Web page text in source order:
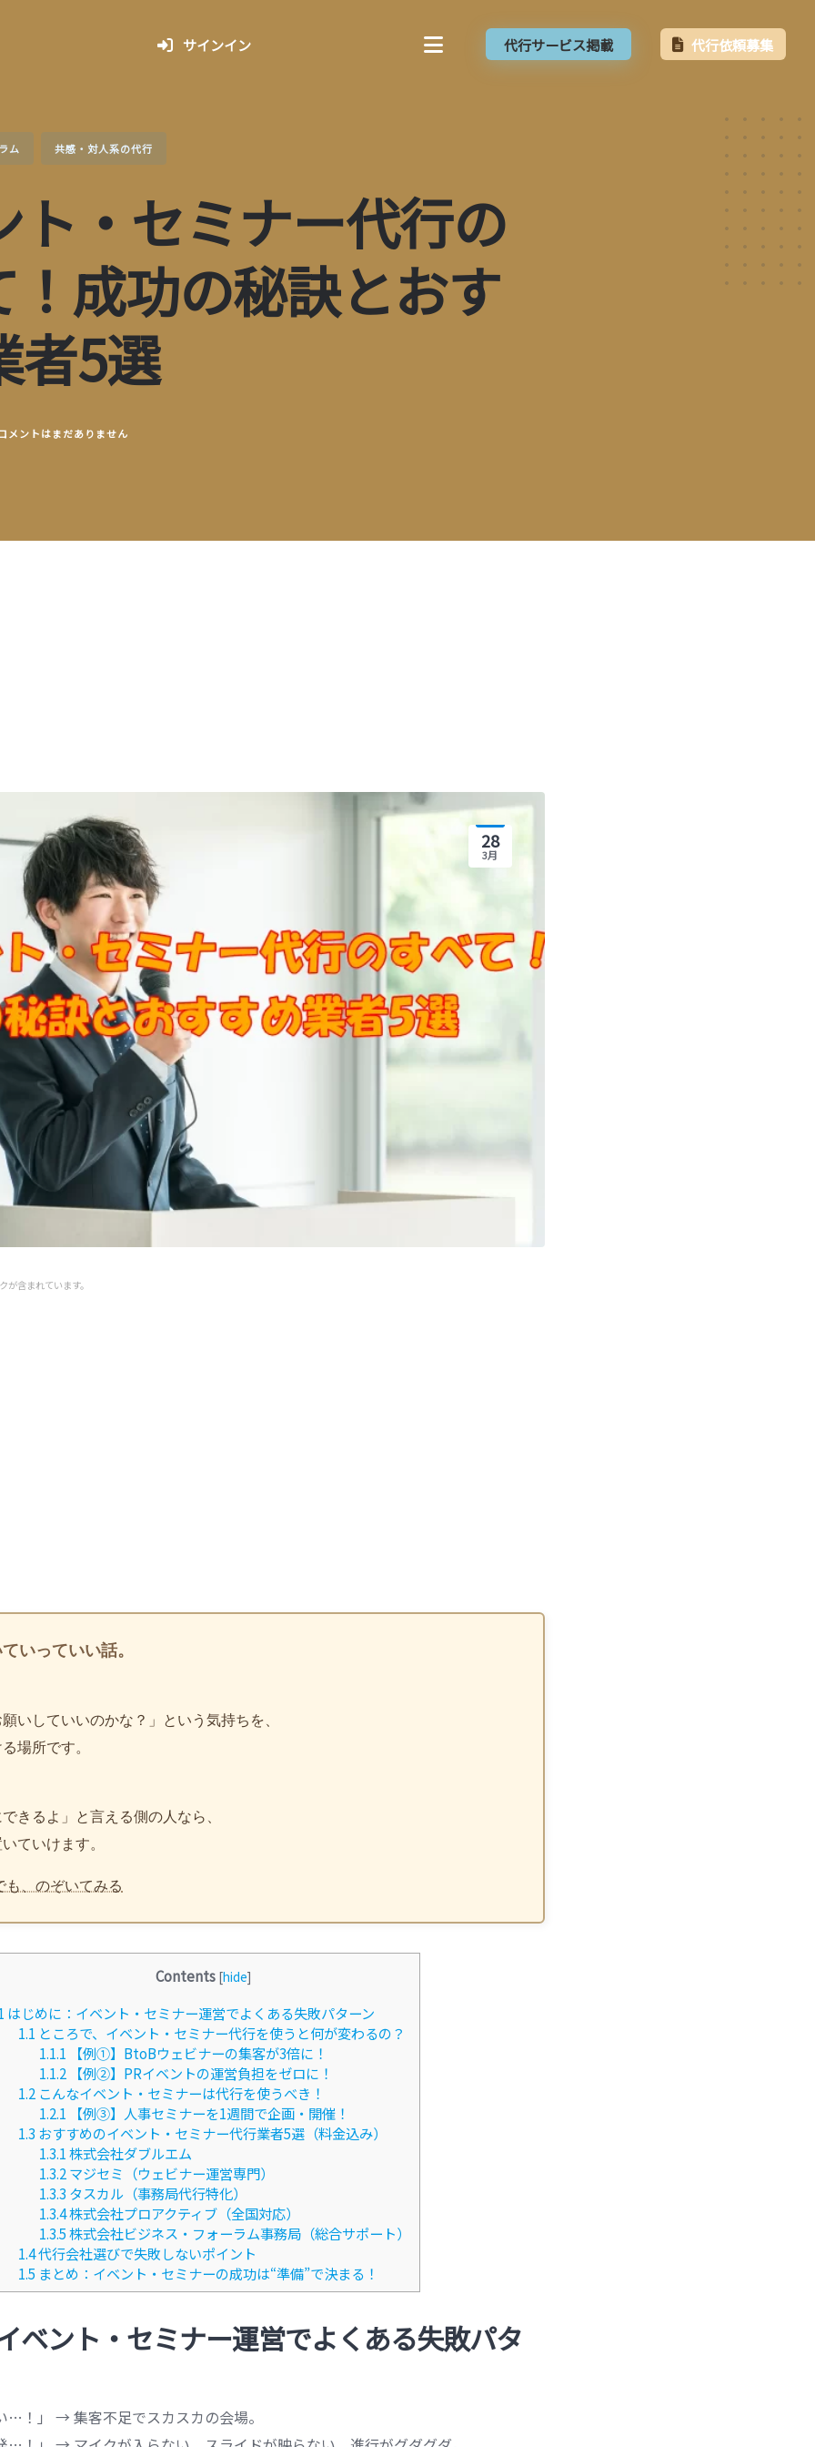
サインイン 代行サービス掲載 代行依頼募集
ム 共感・対人系の代行
ト・セミナー代行の
！成功の秘訣とおす
者5選
メントはまだありません
28
3月
含まれています。
いっていい話。
願いしていいのかな？」という気持ちを、
場所です。
できるよ」と言える側の人なら、
ていけます。
、のぞいてみる
Contents [hide]
はじめに：イベント・セミナー運営でよくある失敗パターン
1.1 ところで、イベント・セミナー代行を使うと何が変わるの？
1.1.1 【例①】BtoBウェビナーの集客が3倍に！
1.1.2【例②】PRイベントの運営負担をゼロに！
1.2こんなイベント・セミナーは代行を使うべき！
1.2.1 【例③】人事セミナーを1週間で企画・開催！
1.3 おすすめのイベント・セミナー代行業者5選（料金込み）
1.3.1株式会社ダブルエム
1.3.2マジセミ（ウェビナー運営専門）
1.3.3 タスカル（事務局代行特化）
1.3.4株式会社プロアクティブ（全国対応）
1.3.5株式会社ビジネス・フォーラム事務局（総合サポート）
1.4代行会社選びで失敗しないポイント
1.5 まとめ：イベント・セミナーの成功は“準備”で決まる！
ベント・セミナー運営でよくある失敗パタ
…！」 → 集客不足でスカスカの会場。